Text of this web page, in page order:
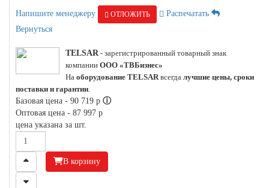
Напишите менеджеру ОТЛОЖИТЬ
Распечатать
Вернуться
TELSAR- зарегистрированный товарный знак
компании ООО «ТВБизнес»
На оборудование TELSARвсегда лучшие цены, сроки
поставки и гарантии.
Базовая цена - 90 719 p ⓘ
Оптовая цена - 87 997 p
цена указана за шт.
В корзину